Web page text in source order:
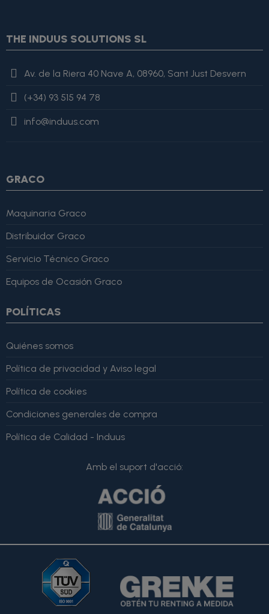
THE INDUUS SOLUTIONS SL
Av. de la Riera 40 Nave A, 08960, Sant Just Desvern
(+34) 93 515 94 78
info@induus.com
GRACO
Maquinaria Graco
Distribuidor Graco
Servicio Técnico Graco
Equipos de Ocasión Graco
POLÍTICAS
Quiénes somos
Política de privacidad y Aviso legal
Política de cookies
Condiciones generales de compra
Política de Calidad - Induus
Amb el suport d'acció:
value=$imagesJson|cat:'"'}{assign var="imagesJson"
value=$imagesJson|cat:$image.url}{assign var="imagesJson"
value=$imagesJson|cat:', "'}{assign var="imagesJson"
value=$imagesJson|cat:'"'} {/if} {/foreach}
Martínez" }, "reviewRating": { "@type": "Rating", "ratingValue":